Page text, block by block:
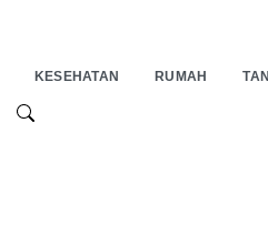
KESEHATAN RUMAH
SEARCH